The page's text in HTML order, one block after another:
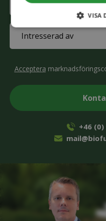
Interested
(Obligatoriskt)
Acceptera
+46
VISA